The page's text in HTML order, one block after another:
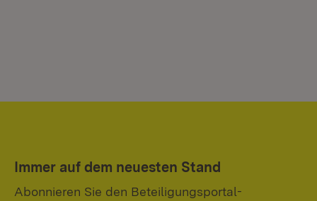
Immer auf dem neuesten Stand
Abonnieren Sie den Beteiligungsportal-